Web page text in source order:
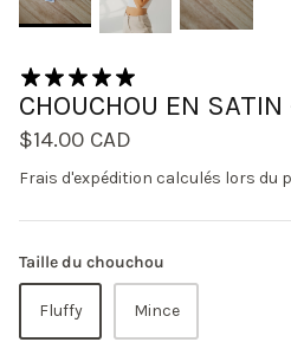
CHOUCHOU EN
$14.00 CAD
Frais d'expédition calculés lors du
Taille du chouchou
Fluffy Mince